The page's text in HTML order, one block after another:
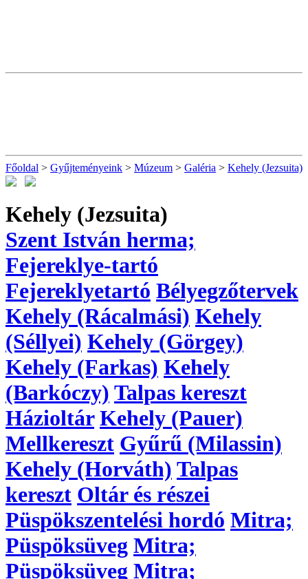
Főoldal > Gyűjteményeink > Múzeum > Galéria > Kehely (Jezsuita)
Kehely (Jezsuita)
Szent István herma;
Fejereklye-tartó
Fejereklyetartó Bélyegzőtervek
Kehely (Rácalmási) Kehely
(Séllyei) Kehely (Görgey)
Kehely (Farkas) Kehely
(Barkóczy) Talpas kereszt
Házioltár Kehely (Pauer)
Mellkereszt Gyűrű (Milassin)
Kehely (Horváth) Talpas
kereszt Oltár és részei
Püspökszentelési hordó Mitra;
Püspöksüveg Mitra;
Püspöksüveg Mitra;